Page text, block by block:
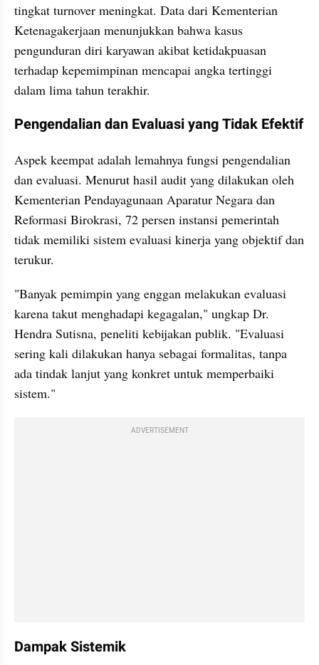
tingkat turnover meningkat. Data dari Kementerian
Ketenagakerjaan menunjukkan bahwa kasus
pengunduran diri karyawan akibat ketidakpuasan
terhadap kepemimpinan mencapai angka tertinggi
dalam lima tahun terakhir.
Pengendalian dan Evaluasi yang Tidak Efektif
Aspek keempat adalah lemahnya fungsi pengendalian
dan evaluasi. Menurut hasil audit yang dilakukan oleh
Kementerian Pendayagunaan Aparatur Negara dan
Reformasi Birokrasi, 72 persen instansi pemerintah
tidak memiliki sistem evaluasi kinerja yang objektif dan
terukur.
"Banyak pemimpin yang enggan melakukan evaluasi
karena takut menghadapi kegagalan," ungkap Dr.
Hendra Sutisna, peneliti kebijakan publik. "Evaluasi
sering kali dilakukan hanya sebagai formalitas, tanpa
ada tindak lanjut yang konkret untuk memperbaiki
sistem."
ADVERTISEMENT
Dampak Sistemik